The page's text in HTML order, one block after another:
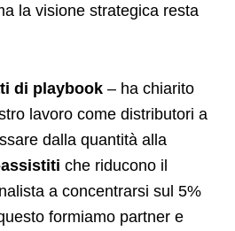
la visione strategica resta
di playbook – ha chiarito
lavoro come distributori a
dalla quantità alla
che riducono il
a concentrarsi sul 5%
formiamo partner e